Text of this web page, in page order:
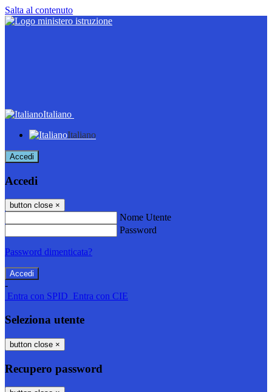
Salta al contenuto
Italiano
Italiano
Accedi
Accedi
button close ×
Nome Utente
Password
Password dimenticata?
-
Entra con SPID Entra con CIE
Seleziona utente
button close ×
Recupero password